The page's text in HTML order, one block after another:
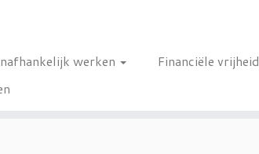
werken Financiële vrijheid